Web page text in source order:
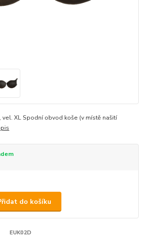
vel. XL Spodní obvod koše (v místě našití
do košíku
EUK02D